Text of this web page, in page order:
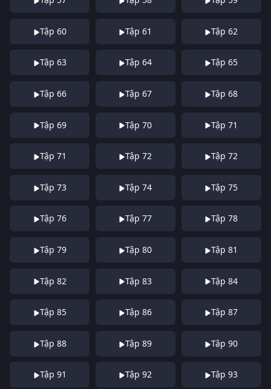
Tập 60 Tập 61 Tập 62
Tập 63 Tập 64 Tập 65
Tập 66 Tập 67 Tập 68
Tập 69 Tập 70 Tập 71
Tập 71 Tập 72 Tập 72
Tập 73 Tập 74 Tập 75
Tập 76 Tập 77 Tập 78
Tập 79 Tập 80 Tập 81
Tập 82 Tập 83 Tập 84
Tập 85 Tập 86 Tập 87
Tập 88 Tập 89 Tập 90
Tập 91 Tập 92 Tập 93